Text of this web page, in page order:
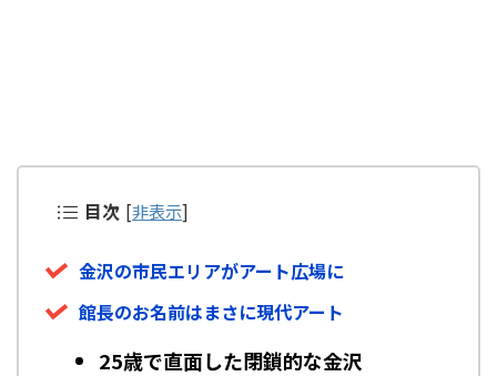
目次 [非表示]
金沢の市民エリアがアート広場に
館長のお名前はまさに現代アート
25歳で直面した閉鎖的な金沢